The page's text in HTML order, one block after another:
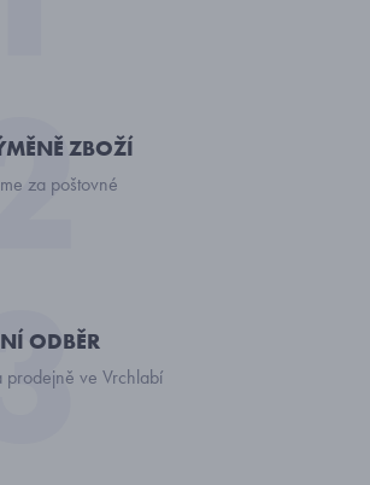
ZBOŽÍ
za poštovné
ODBĚR
prodejně ve Vrchlabí